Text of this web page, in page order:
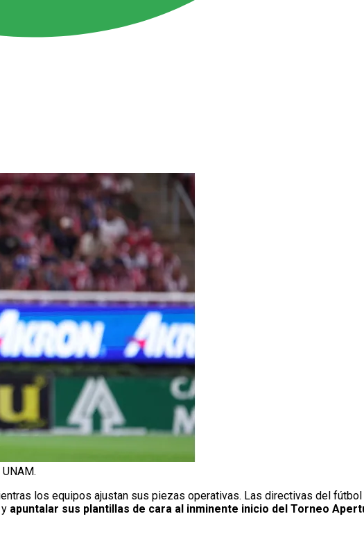
los equipos ajustan sus piezas operativas. Las directivas del fútbol
apuntalar sus plantillas de cara al inminente inicio del Torneo